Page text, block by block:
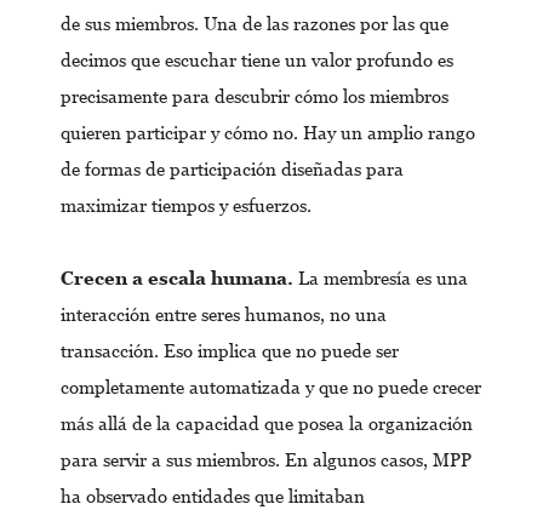
de sus miembros. Una de las razones por las que
decimos que escuchar tiene un valor profundo es
precisamente para descubrir cómo los miembros
quieren participar y cómo no. Hay un amplio rango
de formas de participación diseñadas para
maximizar tiempos y esfuerzos.
Crecen a escala humana. La membresía es una
interacción entre seres humanos, no una
transacción. Eso implica que no puede ser
completamente automatizada y que no puede crecer
más allá de la capacidad que posea la organización
para servir a sus miembros. En algunos casos, MPP
ha observado entidades que limitaban